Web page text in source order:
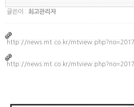
글쓴이 : 최고관리자
http://news.mt.co.kr/
http://news.mt.co.kr/